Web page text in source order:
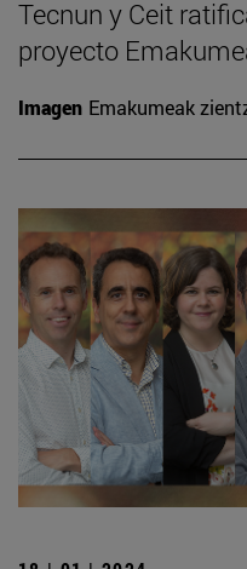
Tecnun y Ceit
proyecto
Imagen Emakumeak